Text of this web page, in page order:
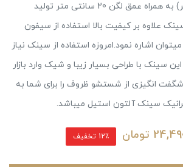
خش دار (0/8 میلی متر) به همراه عمق لگن 20 سانتی متر تولید
علاوه بر کیفیت بالا استفاده از سیفون
اشاره نمود.امروزه استفاده از سینک نیاز
سینک با طراحی بسیار زیبا و شیک وارد بازار
انگیزی از شستشو ظروف را برای شما به
سینک آلتون استیل میباشد.
تومان 12٪ تخفیف